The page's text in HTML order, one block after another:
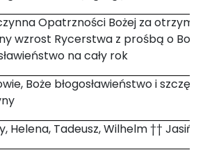
Opatrzności Bożej za
wzrost Rycerstwa z prośbą o Boże
na cały rok
Boże błogosławieństwo i
Helena, Tadeusz, Wilhelm ††